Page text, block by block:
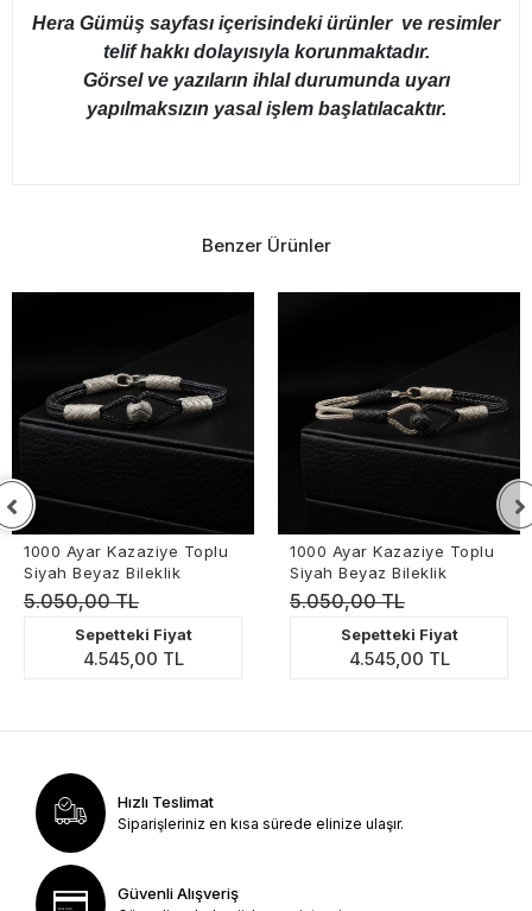
Hera Gümüş sayfası içerisindeki ürünler ve resimler
telif hakkı dolayısıyla korunmaktadır.
Görsel ve yazıların ihlal durumunda uyarı
yapılmaksızın yasal işlem başlatılacaktır.
Benzer Ürünler
1000 Ayar Kazaziye Toplu
Siyah Beyaz Bileklik
5.050,00 TL
Sepetteki Fiyat
4.545,00 TL
1000 Ayar Kazaziye Toplu
Siyah Beyaz Bileklik
5.050,00 TL
Sepetteki Fiyat
4.545,00 TL
Hızlı Teslimat
Siparişleriniz en kısa sürede elinize ulaşır.
Güvenli Alışveriş